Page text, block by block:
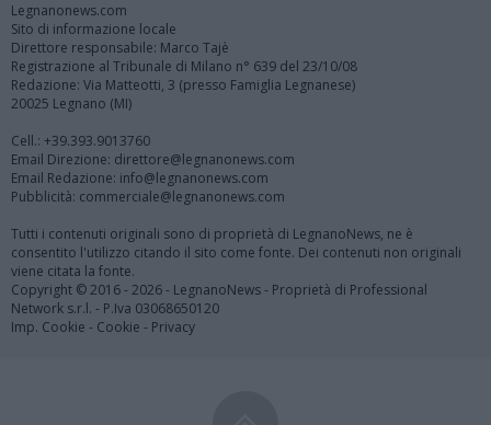
Legnanonews.com
Sito di informazione locale
Direttore responsabile: Marco Tajè
Registrazione al Tribunale di Milano n° 639 del 23/10/08
Redazione: Via Matteotti, 3 (presso Famiglia Legnanese)
20025 Legnano (MI)
Cell.: +39.393.9013760
Email Direzione: direttore@legnanonews.com
Email Redazione: info@legnanonews.com
Pubblicità: commerciale@legnanonews.com
Tutti i contenuti originali sono di proprietà di LegnanoNews, ne è
consentito l'utilizzo citando il sito come fonte. Dei contenuti non originali
viene citata la fonte.
Copyright © 2016 - 2026 - LegnanoNews - Proprietà di Professional
Network s.r.l. - P.Iva 03068650120
Imp. Cookie - Cookie - Privacy